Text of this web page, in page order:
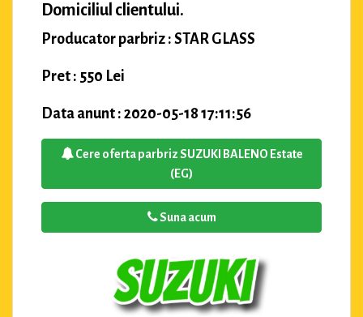
Domiciliul clientului.
Producator parbriz : STAR GLASS
Pret : 550 Lei
Data anunt : 2020-05-18 17:11:56
Cere oferta parbriz SUZUKI BALENO Estate
(EG)
Suna acum